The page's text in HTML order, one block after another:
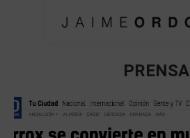
PRENSA